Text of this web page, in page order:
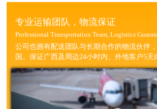
专业运输团队，物流保证
Professional Transportation Team, Logistics
公司也拥有配送团队与长期合作的物流伙伴
国。保证广西及周边24小时内、外地客户5天
您的完工周期。